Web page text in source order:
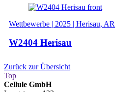
Wettbewerbe | 2025 | Herisau, AR
W2404 Herisau
Zurück zur Übersicht
Top
Cellule GmbH